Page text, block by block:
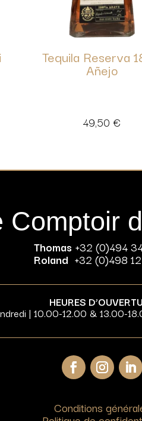
Tequila Reserva
Añejo
49,50 €
Comptoir
Thomas +32 (0)494
Roland +32 (0)498
HEURES
| 10.00-12.00 & 13.00-
Conditions